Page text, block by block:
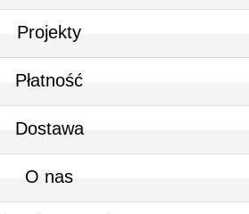
Projekty
Płatność
Dostawa
O nas